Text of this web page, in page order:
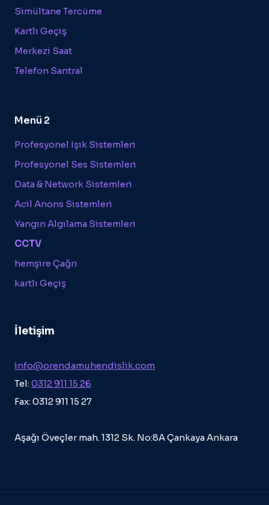
Simültane Tercüme
Kartlı Geçiş
Merkezi Saat
Telefon Santral
Menü 2
Profesyonel Işık Sistemleri
Profesyonel Ses Sistemleri
Data & Network Sistemleri
Acil Anons Sistemleri
Yangın Algılama Sistemleri
CCTV
hemşire Çağrı
kartlı Geçiş
İletişim
info@orendamuhendislik.com
Tel:0312 911 15 26
Fax: 0312 911 15 27
Aşağı Öveçler mah. 1312 Sk. No:8A Çankaya Ankara